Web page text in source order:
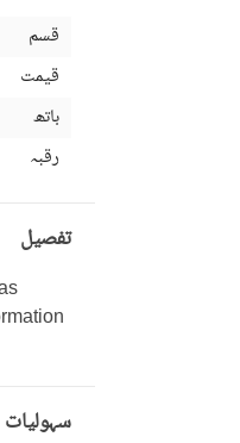
قسم
قیمت
باتھ
رقبہ
تفصیل
سہولیات